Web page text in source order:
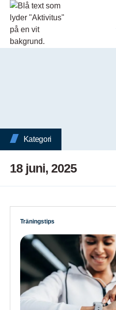
Kategori
18 juni, 2025
Träningstips